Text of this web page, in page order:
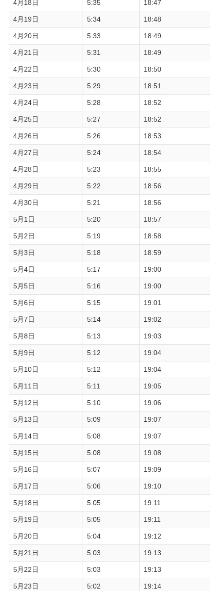
4月18日 5:35 18:47
4月19日 5:34 18:48
4月20日 5:33 18:49
4月21日 5:31 18:49
4月22日 5:30 18:50
4月23日 5:29 18:51
4月24日 5:28 18:52
4月25日 5:27 18:52
4月26日 5:26 18:53
4月27日 5:24 18:54
4月28日 5:23 18:55
4月29日 5:22 18:56
4月30日 5:21 18:56
5月1日 5:20 18:57
5月2日 5:19 18:58
5月3日 5:18 18:59
5月4日 5:17 19:00
5月5日 5:16 19:00
5月6日 5:15 19:01
5月7日 5:14 19:02
5月8日 5:13 19:03
5月9日 5:12 19:04
5月10日 5:12 19:04
5月11日 5:11 19:05
5月12日 5:10 19:06
5月13日 5:09 19:07
5月14日 5:08 19:07
5月15日 5:08 19:08
5月16日 5:07 19:09
5月17日 5:06 19:10
5月18日 5:05 19:11
5月19日 5:05 19:11
5月20日 5:04 19:12
5月21日 5:03 19:13
5月22日 5:03 19:13
5月23日 5:02 19:14